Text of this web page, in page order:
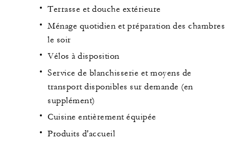
Terrasse et douche extérieure
Ménage quotidien et préparation des chambres
le soir
Vélos à disposition
Service de blanchisserie et moyens de
transport disponibles sur demande (en
supplément)
Cuisine entièrement équipée
Produits d'accueil